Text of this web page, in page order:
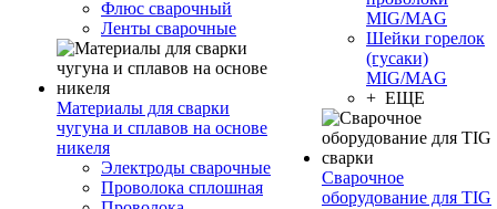
Флюс сварочный
Ленты сварочные
Материалы для сварки
чугуна и сплавов на основе
никеля
Электроды сварочные
Проволока сплошная
MIG/MAG
Шейки горелок
(гусаки)
MIG/MAG
+ ЕЩЕ
Сварочное
оборудование для TIG